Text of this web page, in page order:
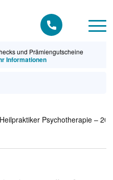
und Prämiengutscheine
Informationen
Psychotherapie –